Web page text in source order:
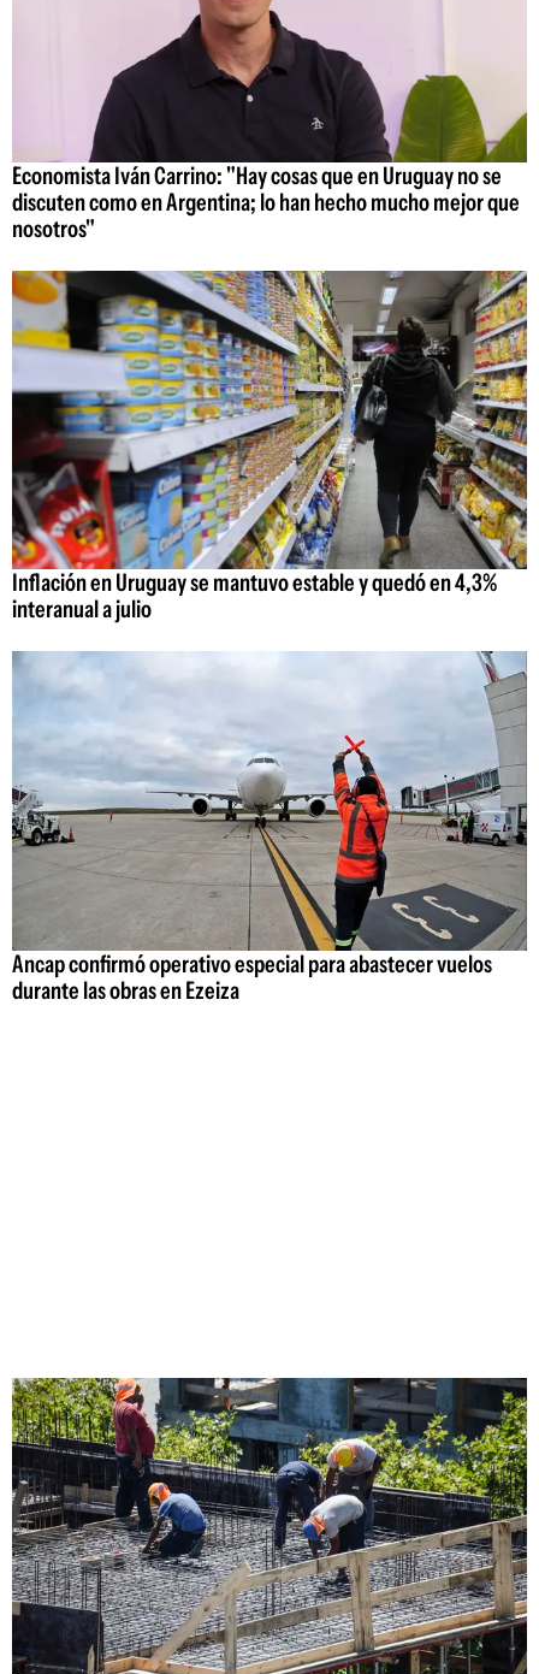
Economista Iván Carrino: "Hay cosas que en Uruguay no se
discuten como en Argentina; lo han hecho mucho mejor que
nosotros"
Inflación en Uruguay se mantuvo estable y quedó en 4,3%
interanual a julio
Ancap confirmó operativo especial para abastecer vuelos
durante las obras en Ezeiza